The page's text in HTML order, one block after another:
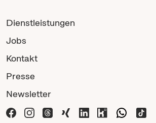
Dienstleistungen
Jobs
Kontakt
Presse
Newsletter